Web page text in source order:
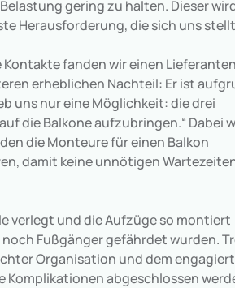
gering zu halten. Dieser
Herausforderung, die sich uns
fanden wir einen
erheblichen Nachteil: Er ist
uns nur eine Möglichkeit: die drei
die Balkone aufzubringen.“ Dabei
die Monteure für einen Balkon
damit keine unnötigen
verlegt und die Aufzüge so montiert
Fußgänger gefährdet wurden.
Organisation und dem
abgeschlossen